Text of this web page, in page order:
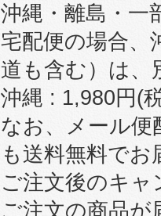
沖縄・離島・一
宅配便の場合、
道も含む）は、
沖縄 : 1,980円(
なお、メール便
も送料無料で
ご注文後のキ
ご注文の商品